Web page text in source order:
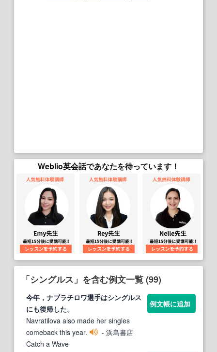
Weblio英会話であなたを待っています！
「シングルス」を含む例文一覧 (99)
今年，ナブラチロワ選手はシングルス
にも復帰した。
Navratilova also made her singles
comeback this year.
- 浜島書店
Catch a Wave
例文帳に追加